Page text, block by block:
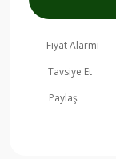
Fiyat Alarmı
Tavsiye Et
Paylaş